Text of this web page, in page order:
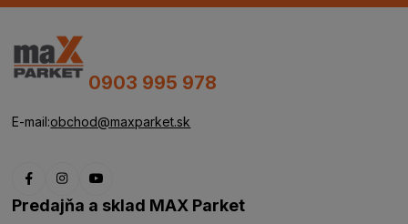
0903 995 978
E-mail:obchod@maxparket.sk
Predajňa a sklad MAX Parket